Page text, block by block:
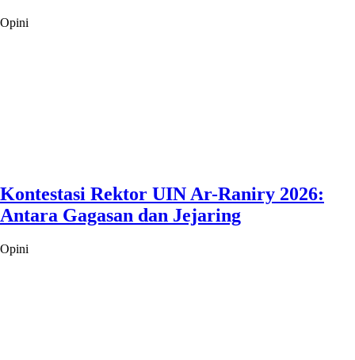
Opini
Kontestasi Rektor UIN Ar-Raniry 2026:
Antara Gagasan dan Jejaring
Opini